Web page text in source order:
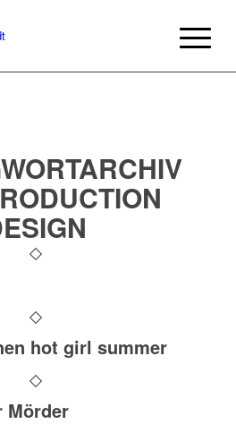
hot girl summer
Mörder